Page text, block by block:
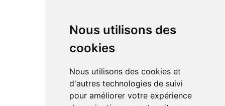
Nous utilisons des
cookies
Nous utilisons des cookies et
d'autres technologies de suivi
pour améliorer votre expérience